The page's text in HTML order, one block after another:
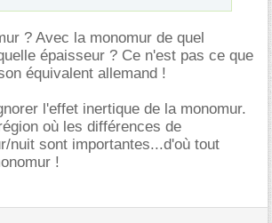
? Avec la monomur de quel
épaisseur ? Ce n'est pas ce que
équivalent allemand !
l'effet inertique de la monomur.
où les différences de
nuit sont importantes...d'où tout
!